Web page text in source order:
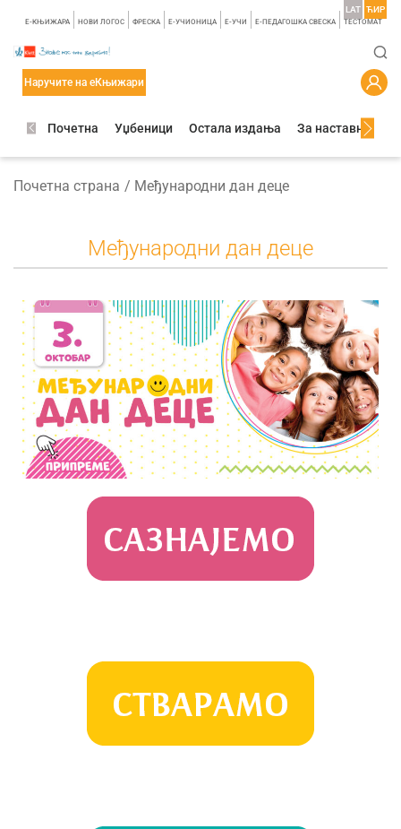
E-КЊИЖАРА НОВИ ЛОГОС ФРЕСКА E-УЧИОНИЦА E-УЧИ Е-ПЕДАГОШКА СВЕСКА TЕСТОМАТ
LAT ЋИР
Наручите на еКњижари
Почетна Уџбеници Остала издања За наставнике
Почетна страна Међународни дан деце
Међународни дан деце